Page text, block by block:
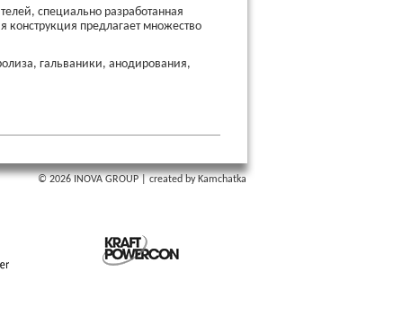
специально разработанная
конструкция предлагает множество
гальваники, анодирования,
© 2026 INOVA GROUP | created by Kamchatka